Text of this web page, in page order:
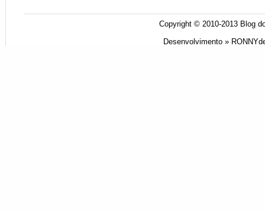
Copyright © 2010-2013 Blog
Desenvolvimento »